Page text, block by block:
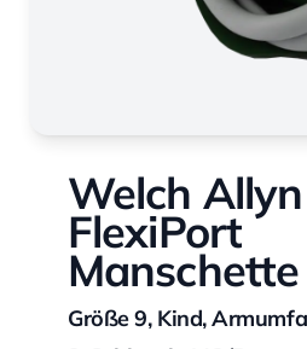
Welch Allyn
FlexiPort
Manschette
Größe 9, Kind,